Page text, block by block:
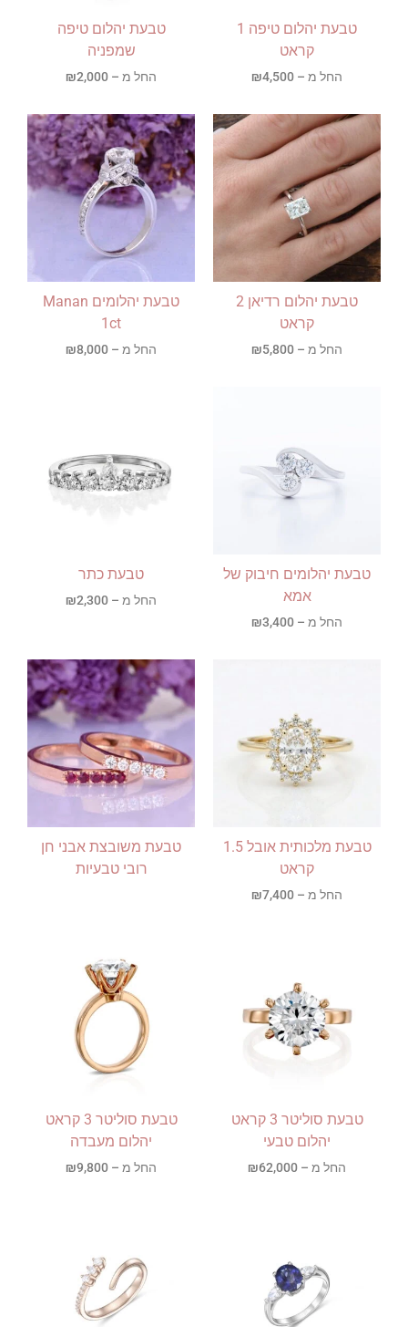
טבעת יהלום טיפה 1
קראט
החל מ – ₪4,500
טבעת יהלום טיפה
שמפניה
החל מ – ₪2,000
טבעת יהלום רדיאן 2
קראט
החל מ – ₪5,800
טבעת יהלומים Manan
1ct
החל מ – ₪8,000
טבעת יהלומים חיבוק של
אמא
החל מ – ₪3,400
טבעת כתר
החל מ – ₪2,300
טבעת מלכותית אובל 1.5
קראט
החל מ – ₪7,400
טבעת משובצת אבני חן
רובי טבעיות
טבעת סוליטר 3 קראט
יהלום טבעי
החל מ – ₪62,000
טבעת סוליטר 3 קראט
יהלום מעבדה
החל מ – ₪9,800